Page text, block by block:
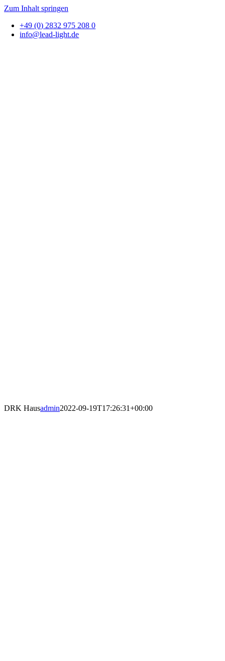
Zum Inhalt springen
+49 (0) 2832 975 208 0
info@lead-light.de
DRK Hausadmin2022-09-19T17:26:31+00:00